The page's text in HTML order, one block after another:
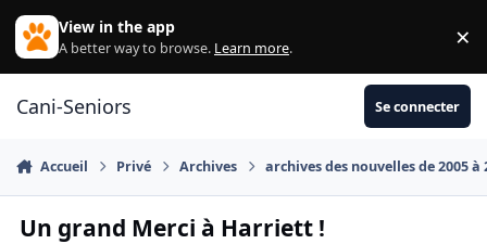
Aller au contenu
View in the app
A better way to browse. Learn more. ×
Cani-Seniors Se connecter
Accueil Privé Archives archives des nouvelles de 2005 à
Un grand Merci à Harriett !